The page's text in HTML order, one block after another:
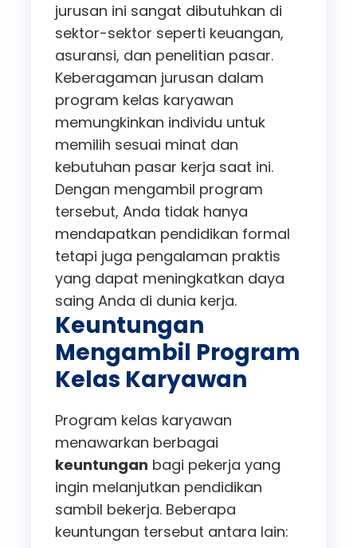
jurusan ini sangat dibutuhkan di
sektor-sektor seperti keuangan,
asuransi, dan penelitian pasar.
Keberagaman jurusan dalam
program kelas karyawan
memungkinkan individu untuk
memilih sesuai minat dan
kebutuhan pasar kerja saat ini.
Dengan mengambil program
tersebut, Anda tidak hanya
mendapatkan pendidikan formal
tetapi juga pengalaman praktis
yang dapat meningkatkan daya
saing Anda di dunia kerja.
Keuntungan
Mengambil Program
Kelas Karyawan
Program kelas karyawan
menawarkan berbagai
keuntungan bagi pekerja yang
ingin melanjutkan pendidikan
sambil bekerja. Beberapa
keuntungan tersebut antara lain: